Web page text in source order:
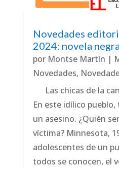
Novedades
2024: novela
por Montse Martín |
Novedades,
Las chicas de la
En este idílico
un asesino. ¿Quién
víctima? Minnesota,
adolescentes de un
todos se conocen, el